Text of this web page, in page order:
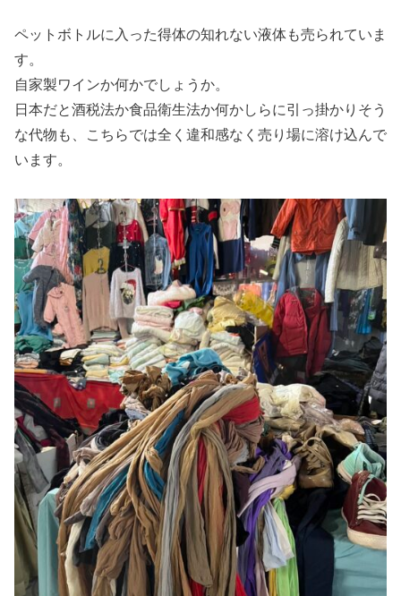
ペットボトルに入った得体の知れない液体も売られていま
す。
自家製ワインか何かでしょうか。
日本だと酒税法か食品衛生法か何かしらに引っ掛かりそう
な代物も、こちらでは全く違和感なく売り場に溶け込んで
います。